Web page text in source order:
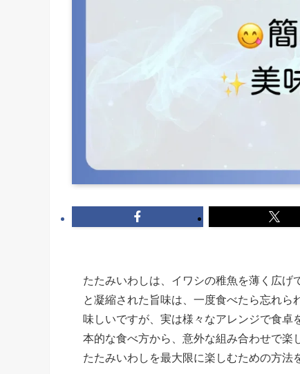
たたみいわしは、イワシの稚魚を薄く広げ
と凝縮された旨味は、一度食べたら忘れ
味しいですが、実は様々なアレンジで食
本的な食べ方から、意外な組み合わせで楽
たたみいわしを最大限に楽しむための方法